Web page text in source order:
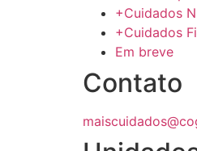
+Cuidados
+Cuidados
Em breve
Contato